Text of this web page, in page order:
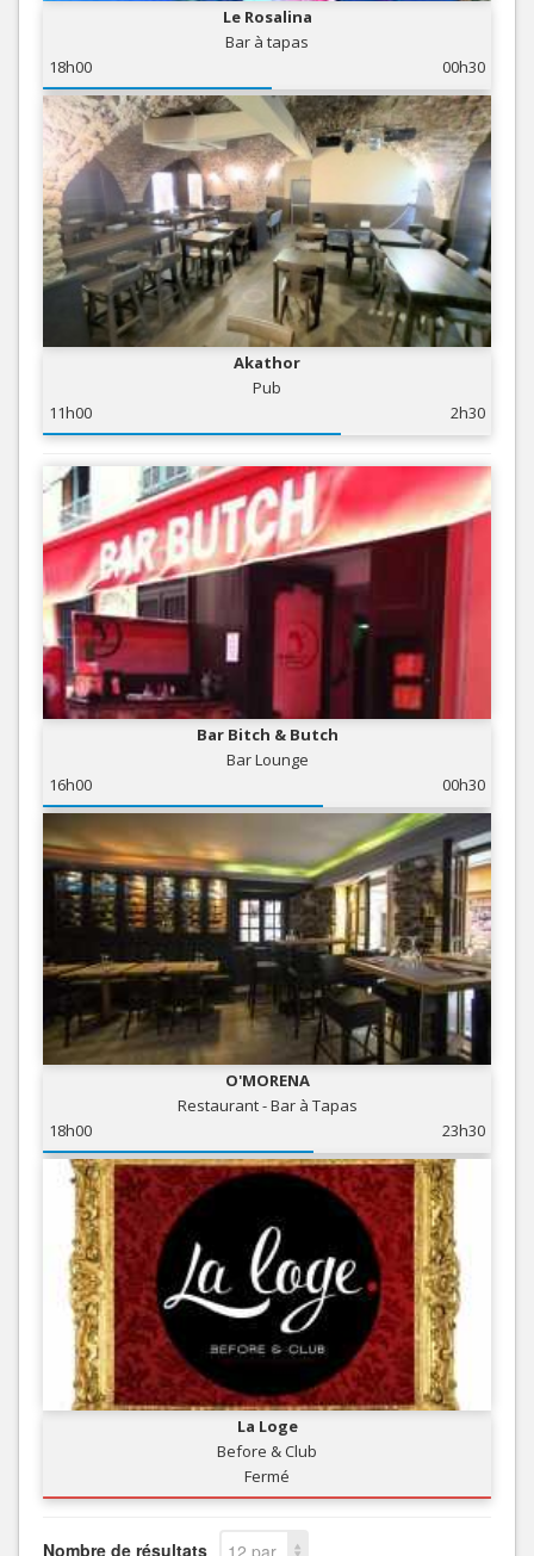
Le Rosalina
Bar à tapas
18h00
00h30
Akathor
Pub
11h00
2h30
Bar Bitch & Butch
Bar Lounge
16h00
00h30
O'MORENA
Restaurant - Bar à Tapas
18h00
23h30
La Loge
Before & Club
Fermé
Nombre de résultats